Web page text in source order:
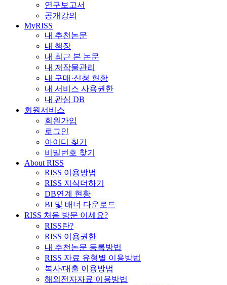
연구보고서
공개강의
MyRISS
내 추천논문
내 책장
내 최근 본 논문
내 저작물관리
내 구매·신청 현황
내 서비스 사용권한
내 관심 DB
회원서비스
회원가입
로그인
아이디 찾기
비밀번호 찾기
About RISS
RISS 이용방법
RISS 지식더하기
DB연계 현황
BI 및 배너 다운로드
RISS 처음 방문 이세요?
RISS란?
RISS 이용권한
내 추천논문 등록방법
RISS 자료 유형별 이용방법
복사/대출 이용방법
해외전자자료 이용방법